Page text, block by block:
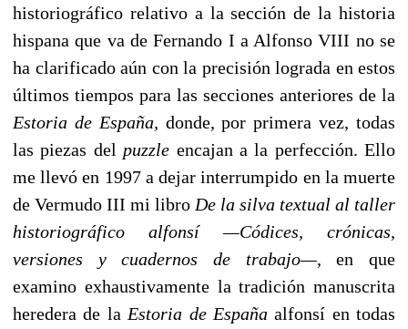
historiográfico relativo a la sección de la historia
hispana que va de Fernando I a Alfonso VIII no se
ha clarificado aún con la precisión lograda en estos
últimos tiempos para las secciones anteriores de la
Estoria de España, donde, por primera vez, todas
las piezas del puzzle encajan a la perfección. Ello
me llevó en 1997 a dejar interrumpido en la muerte
de Vermudo III mi libro De la silva textual al taller
historiográfico alfonsí —Códices, crónicas,
versiones y cuadernos de trabajo—,en que
examino exhaustivamente la tradición manuscrita
heredera de la Estoria de Españaalfonsí en todas